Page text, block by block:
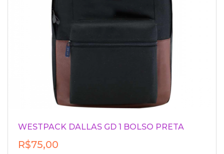
WESTPACK DALLAS GD 1 BOLSO PRETA
R$75,00